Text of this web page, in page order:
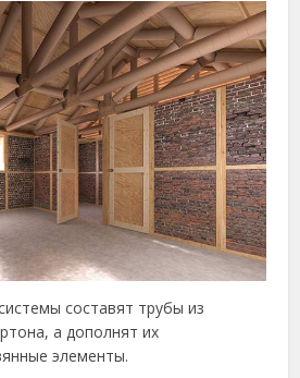
составят трубы из
а дополнят их
элементы.